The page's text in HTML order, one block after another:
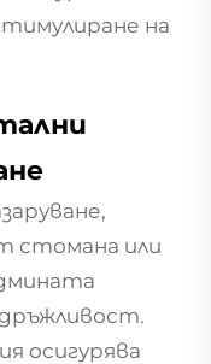
на
стомана или
осигурява